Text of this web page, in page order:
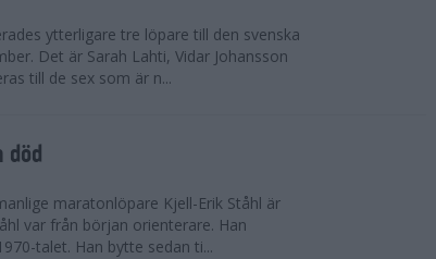
ytterligare tre löpare till den svenska
Det är Sarah Lahti, Vidar Johansson
till de sex som är n...
död
maratonlöpare Kjell-Erik Ståhl är
var från början orienterare. Han
talet. Han bytte sedan ti...